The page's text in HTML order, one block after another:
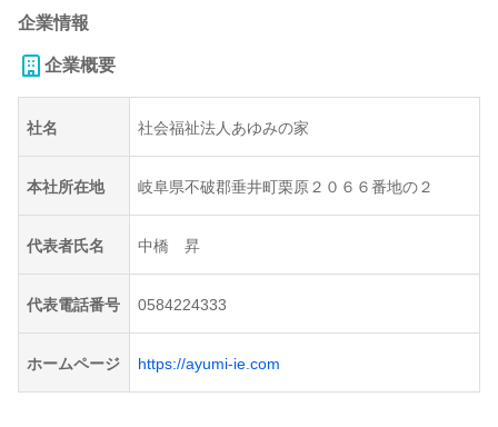
企業情報
企業概要
社名 社会福祉法人あゆみの家
本社所在地 岐阜県不破郡垂井町栗原２０６６番地の２
代表者氏名 中橋 昇
代表電話番号 0584224333
ホームページ https://ayumi-ie.com